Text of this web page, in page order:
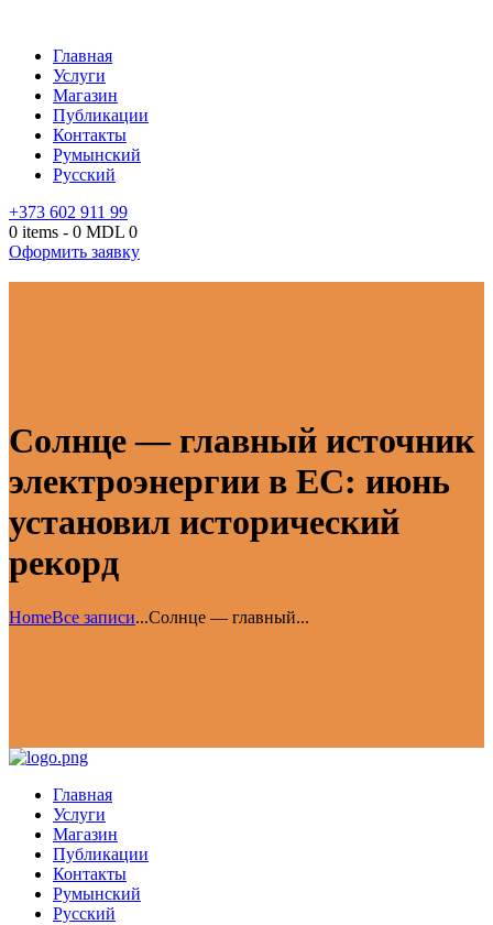
Главная
Услуги
Магазин
Публикации
Контакты
Румынский
Русский
+373 602 911 99
0 items - 0 MDL 0
Оформить заявку
Солнце — главный источник
электроэнергии в ЕС: июнь
установил исторический
рекорд
HomeВсе записи...Солнце — главный...
Главная
Услуги
Магазин
Публикации
Контакты
Румынский
Русский